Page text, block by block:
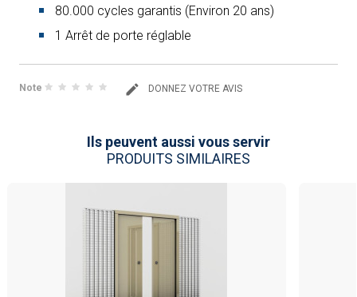
80.000 cycles garantis (Environ 20 ans)
1 Arrêt de porte réglable
Note DONNEZ VOTRE AVIS
Ils peuvent aussi vous servir
PRODUITS SIMILAIRES